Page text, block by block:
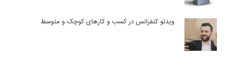
ویدئو کنفرانس در کسب و کارهای کوچک و متوسط